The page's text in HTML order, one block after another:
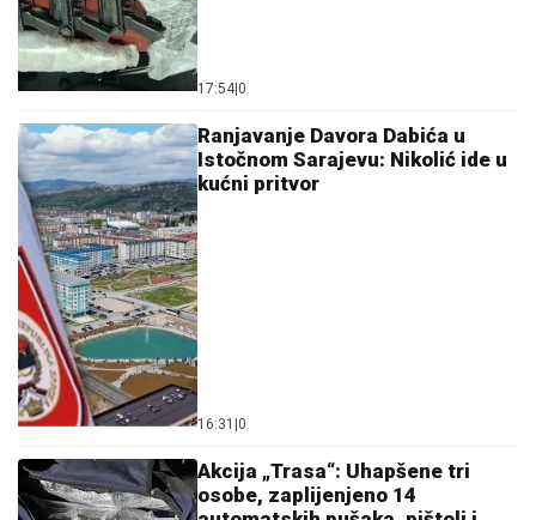
17:54 0
Ranjavanje Davora Dabića u
Istočnom Sarajevu: Nikolić ide u
kućni pritvor
16:31 0
Akcija „Trasa“: Uhapšene tri
osobe, zaplijenjeno 14